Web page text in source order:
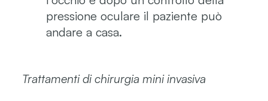
pressione oculare il paziente può
andare a casa.
Trattamenti di chirurgia mini invasiva